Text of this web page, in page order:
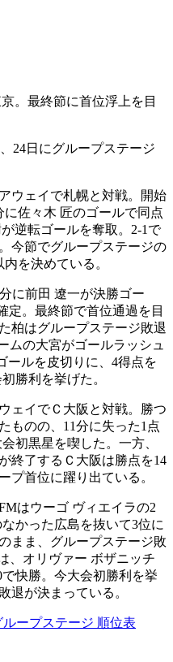
。最終節に首位浮上を目
24日にグループステージ
ウェイで札幌と対戦。開始
佐々木 匠のゴールで同点
逆転ゴールを奪取。2-1で
今節でグループステージの
を決めている。
に前田 遼一が決勝ゴー
定。最終節で首位通過を目
柏はグループステージ敗退
ムの大宮がゴールラッシュ
ールを皮切りに、4得点を
勝利を挙げた。
ェイでＣ大阪と対戦。勝つ
ものの、11分に失った1点
初黒星を喫した。一方、
終了するＣ大阪は勝点を14
プ首位に躍り出ている。
はウーゴ ヴィエイラの2
かった広島を抜いて3位に
まま、グループステージ敗
、オリヴァー ボザニッチ
快勝。今大会初勝利を挙
退が決まっている。
ープステージ 順位表